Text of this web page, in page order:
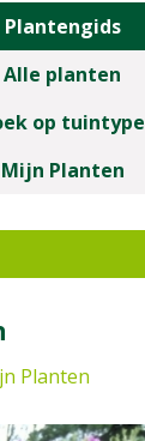
Plantengids
Alle planten
op tuintype
Mijn Planten
Planten